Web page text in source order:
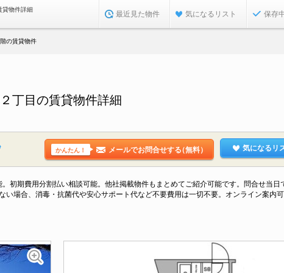
貸物件詳細
最近見た物件 気になるリスト 保存
の賃貸物件
丁目の賃貸物件詳細
かんたん！ メールでお問合せする（無料） 気になるリ
初期費用分割払い相談可能。他社掲載物件もまとめてご紹介可能です。問合せ当日
場合、消毒・抗菌代や安心サポート代など不要費用は一切不要。オンライン案内可